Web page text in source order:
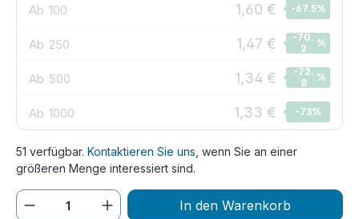
Ab 100 1,60 € -67.5%
Ab 250 1,47 €
-70.
2
%
Ab 500 1,34 €
-72.
8
%
Ab 1000 1,33 € -73%
51 verfügbar. Kontaktieren Sie uns , wenn Sie an einer
größeren Menge interessiert sind.
Produkt Anzahl: Gib den gewünschten
In den Warenkorb